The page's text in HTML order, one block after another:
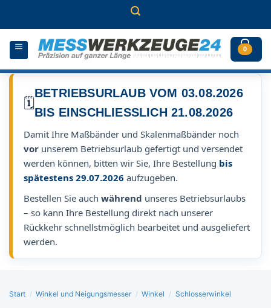
0
🗓️
BETRIEBSURLAUB VOM 03.08.2026
BIS EINSCHLIESSLICH 21.08.2026
Damit Ihre Maßbänder und Skalenmaßbänder noch
vor unserem Betriebsurlaub gefertigt und versendet
werden können, bitten wir Sie, Ihre Bestellung bis
spätestens 29.07.2026 aufzugeben.
Bestellen Sie auch während unseres Betriebsurlaubs
– so kann Ihre Bestellung direkt nach unserer
Rückkehr schnellstmöglich bearbeitet und ausgeliefert
werden.
Start / Winkel und Neigungsmesser / Winkel / Schlosserwinkel